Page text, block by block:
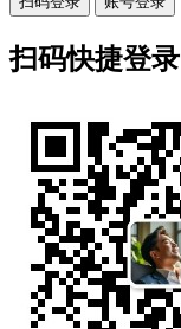
扫码快捷登录